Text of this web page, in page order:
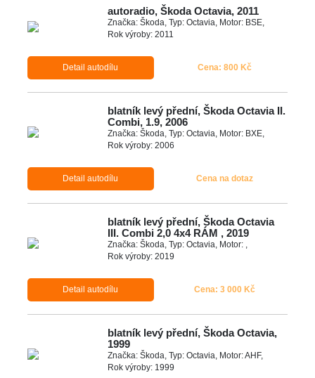
autoradio, Škoda Octavia, 2011
Značka: Škoda, Typ: Octavia, Motor: BSE,
Rok výroby: 2011
Detail autodílu Cena: 800 Kč
blatník levý přední, Škoda Octavia II.
Combi, 1.9, 2006
Značka: Škoda, Typ: Octavia, Motor: BXE,
Rok výroby: 2006
Detail autodílu Cena na dotaz
blatník levý přední, Škoda Octavia
III. Combi 2,0 4x4 RÁM , 2019
Značka: Škoda, Typ: Octavia, Motor: ,
Rok výroby: 2019
Detail autodílu Cena: 3 000 Kč
blatník levý přední, Škoda Octavia,
1999
Značka: Škoda, Typ: Octavia, Motor: AHF,
Rok výroby: 1999